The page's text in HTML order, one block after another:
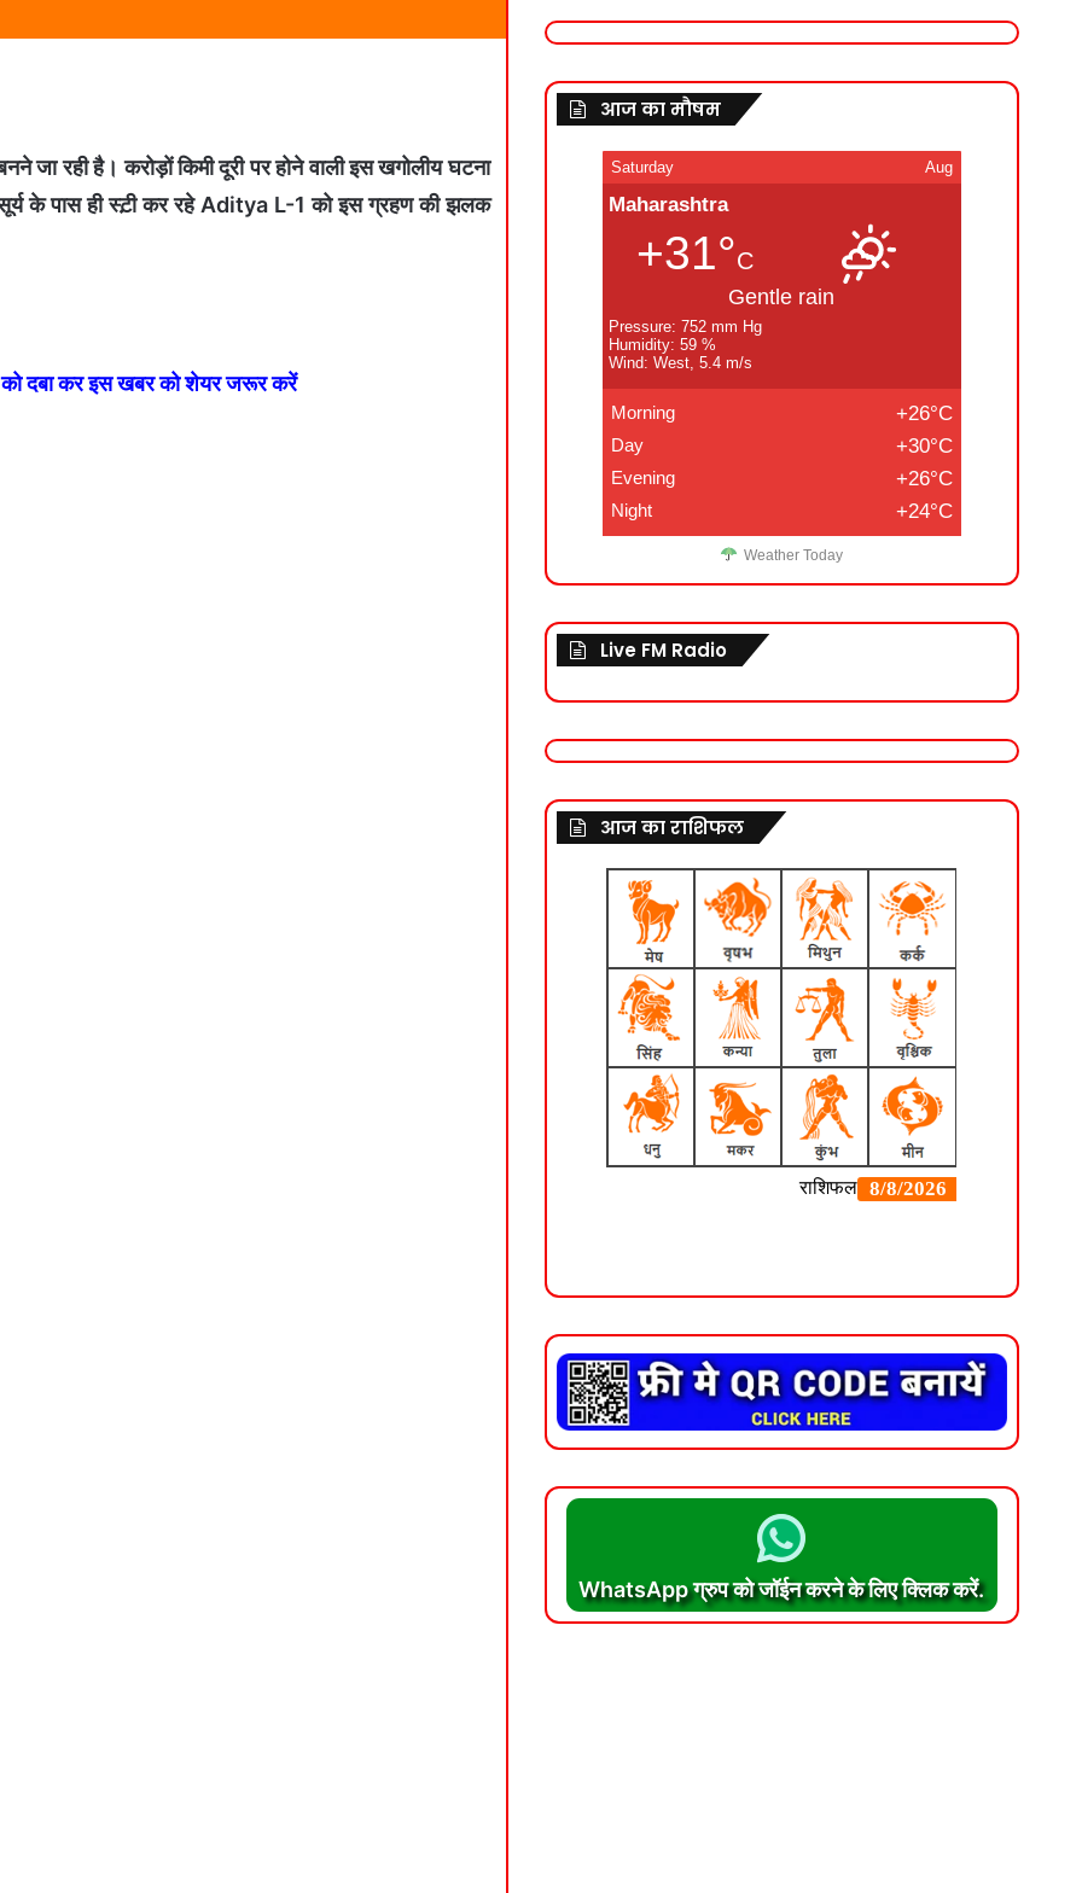
जा रही है। करोड़ों किमी दूरी पर होने वाली इस खगोलीय घटना
के पास ही स्ट़ी कर रहे Aditya L-1 को इस ग्रहण की झलक
को दबा कर इस खबर को शेयर जरूर करें
आज का मौषम
Saturday Aug
Maharashtra
+31°C
Gentle rain
Pressure: 752 mm Hg
Humidity: 59 %
Wind: West, 5.4 m/s
Morning +26°C
Day +30°C
Evening +26°C
Night +24°C
Weather Today
Live FM Radio
आज का राशिफल
WhatsApp ग्रुप को जॉईन करने के लिए क्लिक करें.